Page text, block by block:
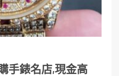
手錶名店,現金高